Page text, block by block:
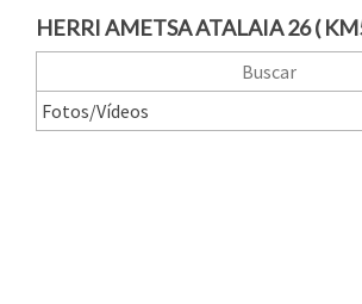
HERRI AMETSA ATALAIA 26 (